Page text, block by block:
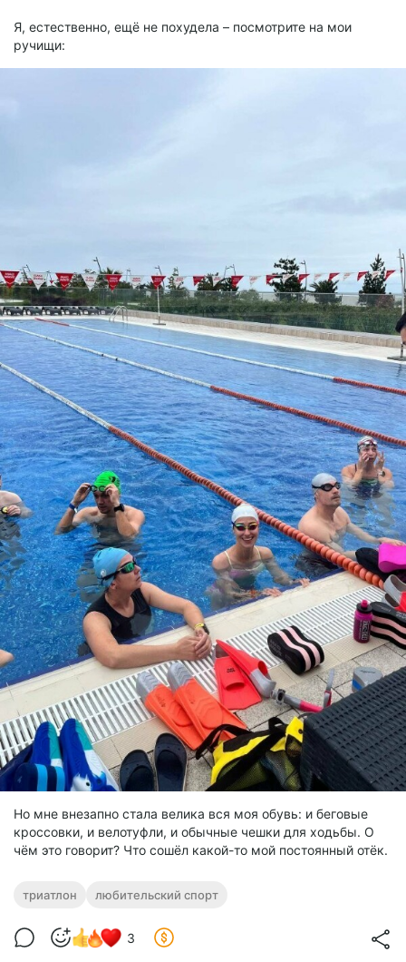
Я, естественно, ещё не похудела – посмотрите на мои
ручищи:
Но мне внезапно стала велика вся моя обувь: и беговые
кроссовки, и велотуфли, и обычные чешки для ходьбы. О
чём это говорит? Что сошёл какой-то мой постоянный отёк.
триатлон любительский спорт
3